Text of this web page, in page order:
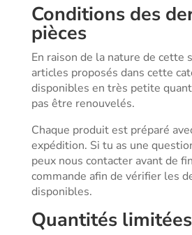
Conditions des
pièces
En raison de la nature de cette
articles proposés dans cette
disponibles en très petite
pas être renouvelés.
Chaque produit est préparé
expédition. Si tu as une
peux nous contacter avant de
commande afin de vérifier les
disponibles.
Quantités limitées